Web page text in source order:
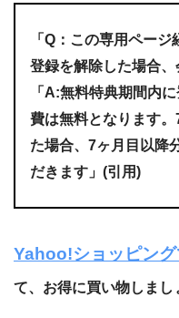
「Q：この専用ペー
登録を解除した場合、
「A:無料特典期間内
費は無料となります
た場合、7ヶ月目以降
だきます」(引用)
Yahoo!ショッピン
て、お得に買い物しまし